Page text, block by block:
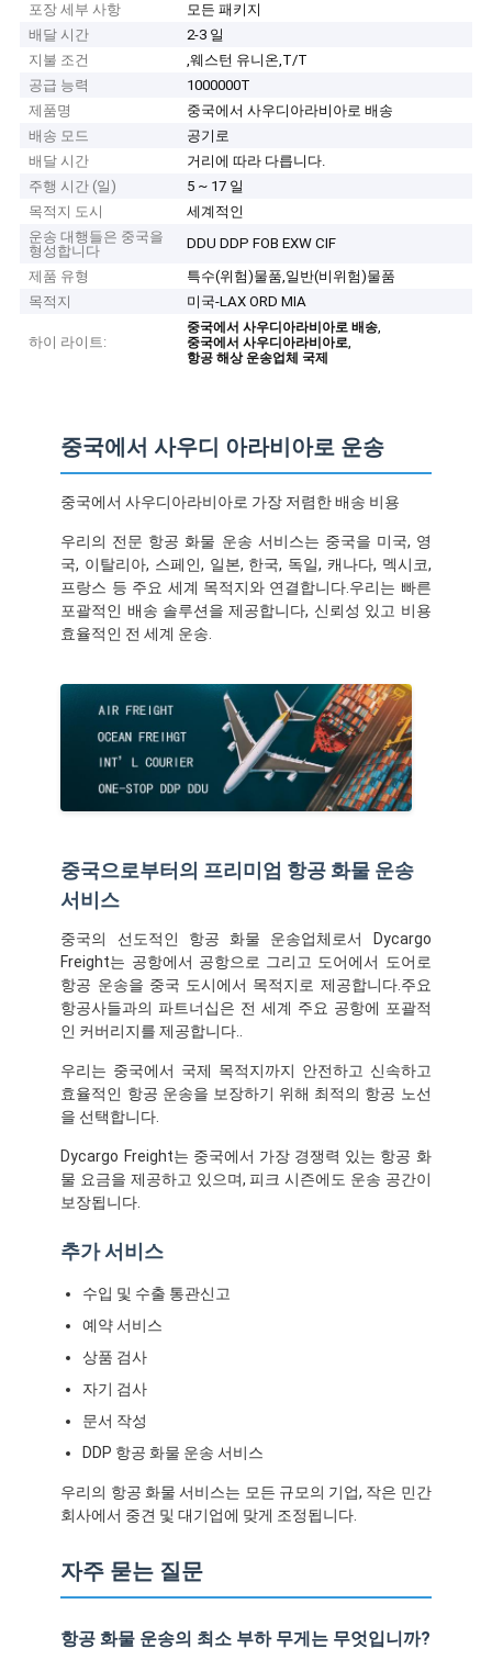
제품 소개
회사 소개
포장 세부 사항
모든 패키지
배달 시간
2-3 일
지불 조건
,웨스턴 유니온,T/T
공급 능력
1000000T
제품명
중국에서 사우디아라비아로 배송
배송 모드
공기로
배달 시간
거리에 따라 다릅니다.
주행 시간 (일)
5 ~ 17 일
목적지 도시
세계적인
운송 대행들은 중국을
형성합니다
DDU DDP FOB EXW CIF
제품 유형
특수(위험)물품,일반(비위험)물품
목적지
미국-LAX ORD MIA
하이 라이트:
중국에서 사우디아라비아로 배송,
중국에서 사우디아라비아로,
항공 해상 운송업체 국제
중국에서 사우디 아라비아로 운송
중국에서 사우디아라비아로 가장 저렴한 배송 비용
우리의 전문 항공 화물 운송 서비스는 중국을 미국, 영
국, 이탈리아, 스페인, 일본, 한국, 독일, 캐나다, 멕시코,
프랑스 등 주요 세계 목적지와 연결합니다.우리는 빠른
포괄적인 배송 솔루션을 제공합니다, 신뢰성 있고 비용
효율적인 전 세계 운송.
중국으로부터의 프리미엄 항공 화물 운송
서비스
중국의 선도적인 항공 화물 운송업체로서 Dycargo
Freight는 공항에서 공항으로 그리고 도어에서 도어로
항공 운송을 중국 도시에서 목적지로 제공합니다.주요
항공사들과의 파트너십은 전 세계 주요 공항에 포괄적
인 커버리지를 제공합니다..
우리는 중국에서 국제 목적지까지 안전하고 신속하고
효율적인 항공 운송을 보장하기 위해 최적의 항공 노선
을 선택합니다.
Dycargo Freight는 중국에서 가장 경쟁력 있는 항공 화
물 요금을 제공하고 있으며, 피크 시즌에도 운송 공간이
보장됩니다.
추가 서비스
수입 및 수출 통관신고
예약 서비스
상품 검사
자기 검사
문서 작성
DDP 항공 화물 운송 서비스
우리의 항공 화물 서비스는 모든 규모의 기업, 작은 민간
회사에서 중견 및 대기업에 맞게 조정됩니다.
자주 묻는 질문
항공 화물 운송의 최소 부하 무게는 무엇입니까?